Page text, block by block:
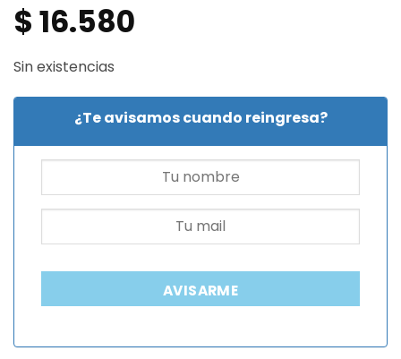
$16.580
Sin existencias
¿Te avisamos cuando reingresa?
AVISARME